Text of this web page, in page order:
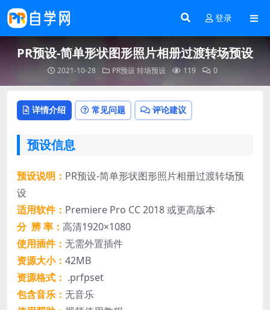
登录
PR预设-简单形状图形照片相册过渡转场预设
2021-10-28 PR预设转场预设 119 0
详情介绍 常见问题 评论建议
预设信息
预设说明： PR预设-简单形状图形照片相册过渡转场预
设
适用软件： Premiere Pro CC 2018 或更高版本
分 辨 率： 高清1920×1080
使用插件： 无需外置插件
资源大小： 42MB
资源格式： .prfpset
包含音乐： 无音乐